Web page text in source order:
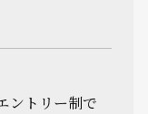
ントリー制で